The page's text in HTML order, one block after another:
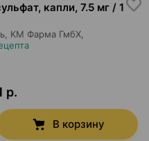
капли, 7.5 мг / 1
КМ Фарма ГмбХ
р.
В корзину